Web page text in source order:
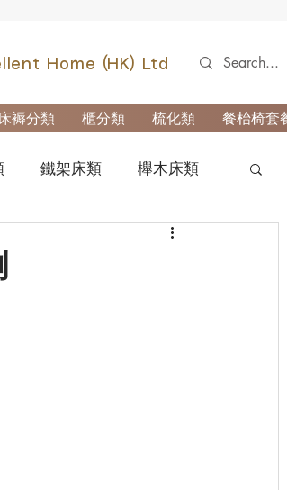
Home (HK) Ltd
床褥分類 櫃分類 梳化類 餐枱椅套
鐵架床類 櫸木床類
櫃-玄關櫃